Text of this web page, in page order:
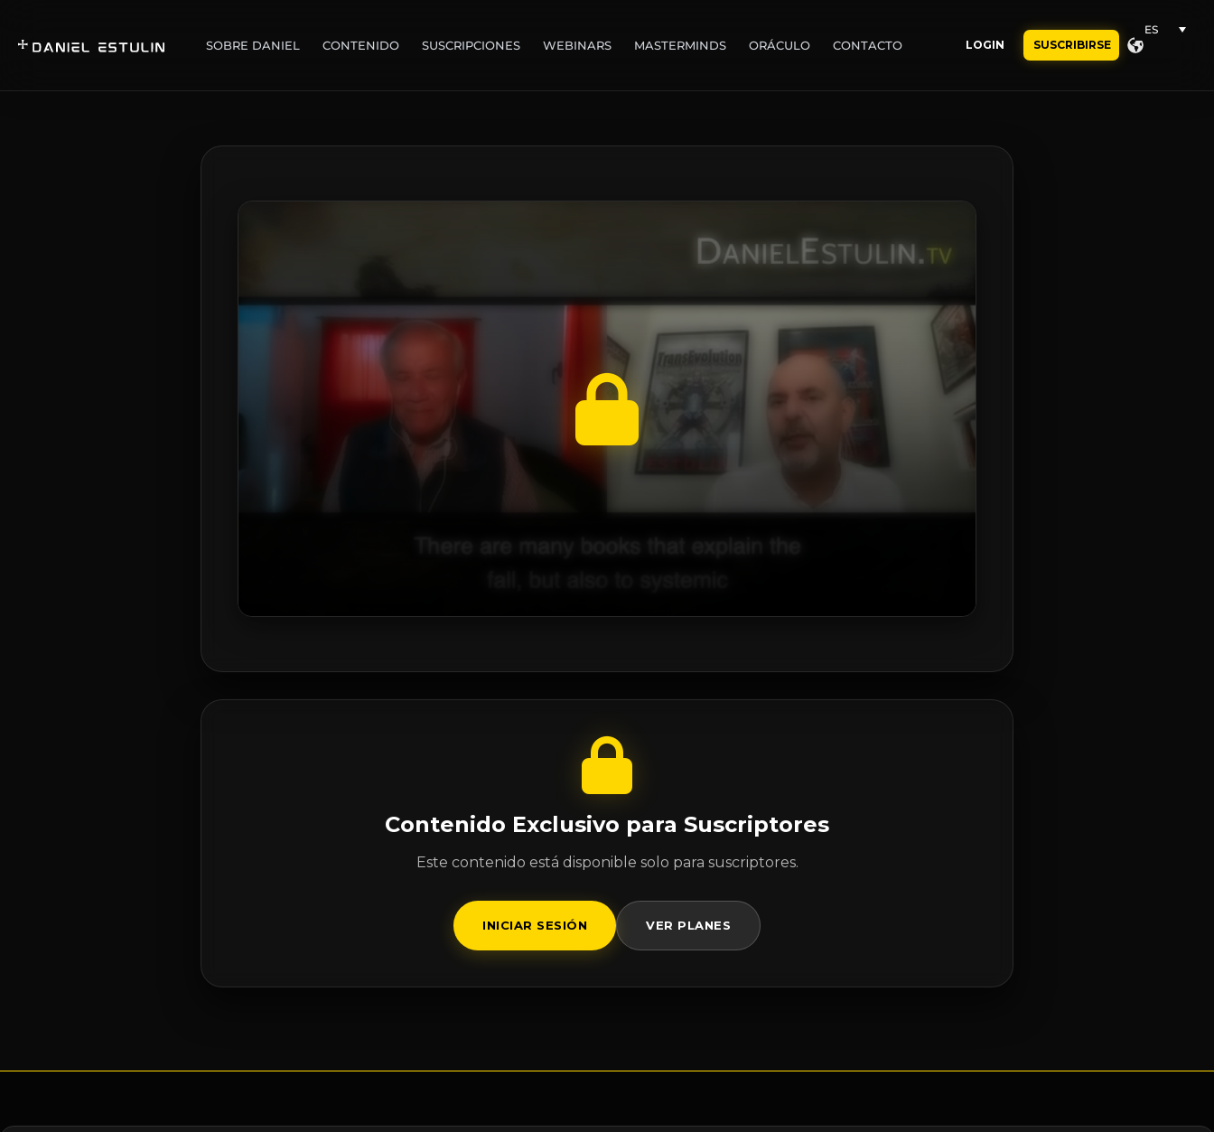
SOBRE DANIEL CONTENIDO SUSCRIPCIONES WEBINARS MASTERMINDS ORÁCULO CONTACTO LOGIN SUSCRIBIRSE
ES
Contenido Exclusivo para Suscriptores
Este contenido está disponible solo para suscriptores.
INICIAR SESIÓN VER PLANES